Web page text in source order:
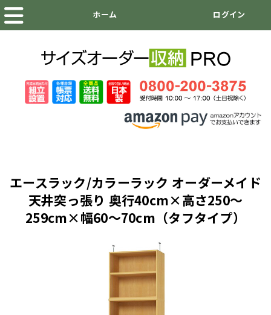
エースラック/カラーラック オーダーメイド
天井突っ張り 奥行40cm×高さ250～
259cm×幅60～70cm（タフタイプ）